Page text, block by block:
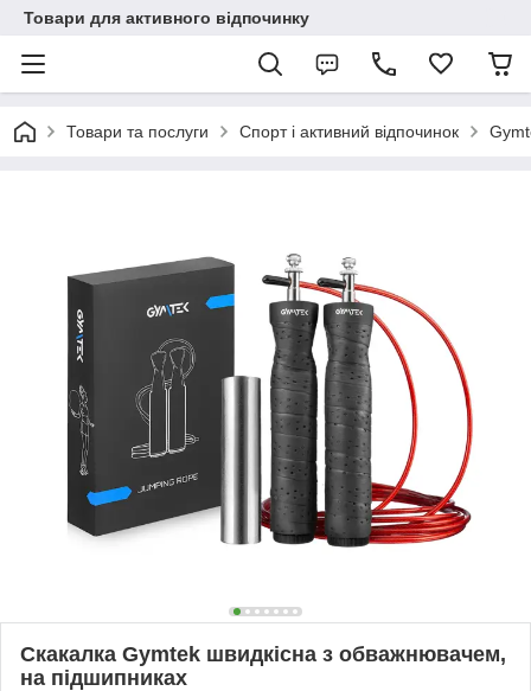
Товари для активного відпочинку
Товари та послуги Спорт і активний відпочинок
Скакалка Gymtek швидкісна з обважнювачем,
на підшипниках